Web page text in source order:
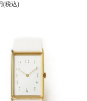
(税込)